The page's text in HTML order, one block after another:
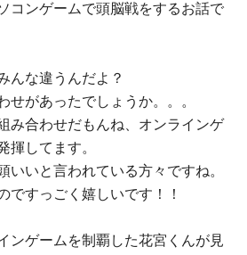
コンゲームで頭脳戦をするお話で
んな違うんだよ？
せがあったでしょうか。。。
み合わせだもんね、オンラインゲ
揮してます。
いいと言われている方々ですね。
ですっごく嬉しいです！！
ンゲームを制覇した花宮くんが見